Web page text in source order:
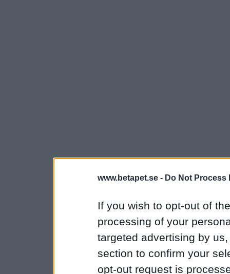
www.betapet.se - Do Not Process
If you wish to opt-out of
processing of your
targeted advertising by
section to confirm your
opt-out request is